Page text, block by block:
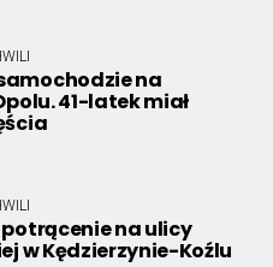
na
41-latek miał
na ulicy
w Kędzierzynie-Koźlu